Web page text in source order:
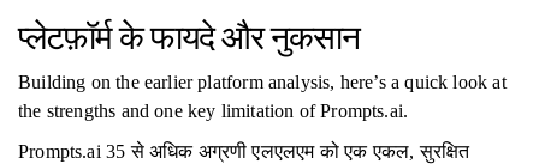
प्लेटफ़ॉर्म के फायदे और नुकसान
Building on the earlier platform analysis, here’s a quick look at
the strengths and one key limitation of Prompts.ai.
Prompts.ai 35 से अधिक अग्रणी एलएलएम को एक एकल, सुरक्षित